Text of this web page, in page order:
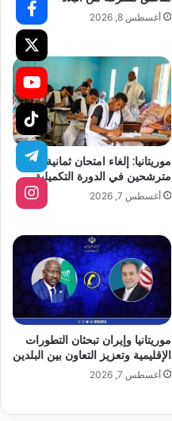
أغسطس 8, 2026
موريتانيا: إلغاء امتحان ثمانية
مترشحين في الدورة التكميلية
أغسطس 7, 2026
موريتانيا وإيران تبحثان التطورات
الإقليمية وتعزيز التعاون بين البلدين
أغسطس 7, 2026